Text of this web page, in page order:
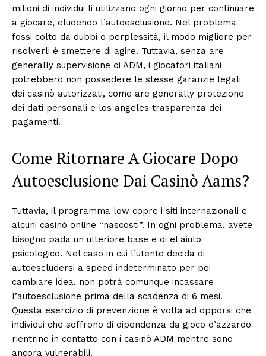
milioni di individui li utilizzano ogni giorno per continuare
a giocare, eludendo l’autoesclusione. Nel problema
fossi colto da dubbi o perplessità, il modo migliore per
risolverli è smettere di agire. Tuttavia, senza are
generally supervisione di ADM, i giocatori italiani
potrebbero non possedere le stesse garanzie legali
dei casinò autorizzati, come are generally protezione
dei dati personali e los angeles trasparenza dei
pagamenti.
Come Ritornare A Giocare Dopo
Autoesclusione Dai Casinò Aams?
Tuttavia, il programma low copre i siti internazionali e
alcuni casinò online “nascosti”. In ogni problema, avete
bisogno pada un ulteriore base e di el aiuto
psicologico. Nel caso in cui l’utente decida di
autoescludersi a speed indeterminato per poi
cambiare idea, non potrà comunque incassare
l’autoesclusione prima della scadenza di 6 mesi.
Questa esercizio di prevenzione è volta ad opporsi che
individui che soffrono di dipendenza da gioco d’azzardo
rientrino in contatto con i casinò ADM mentre sono
ancora vulnerabili.